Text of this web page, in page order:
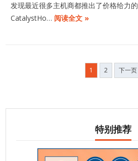
发现最近很多主机商都推出了价格给力的
CatalystHo… 阅读全文 »
1 2 下一页
特别推荐